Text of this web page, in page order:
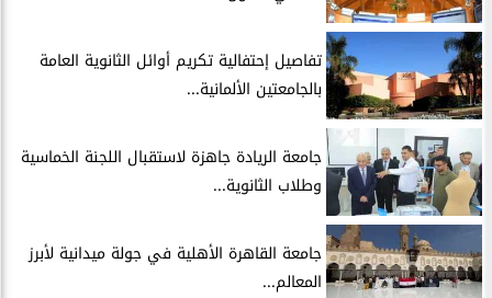
تفاصيل إحتفالية تكريم أوائل الثانوية العامة
بالجامعتين الألمانية...
جامعة الريادة جاهزة لاستقبال اللجنة الخماسية
وطلاب الثانوية...
جامعة القاهرة الأهلية في جولة ميدانية لأبرز
المعالم...